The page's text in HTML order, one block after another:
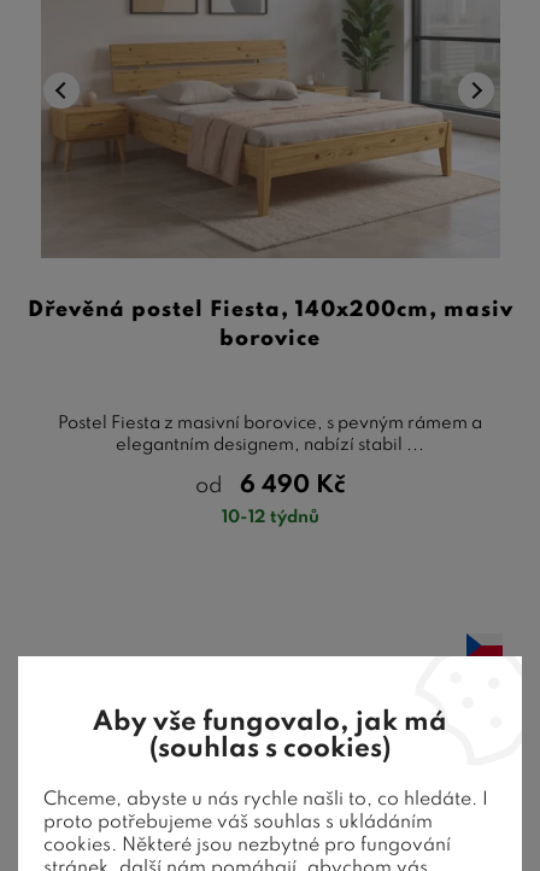
Dřevěná postel Fiesta, 140x200cm, masiv
borovice
Postel Fiesta z masivní borovice, s pevným rámem a
elegantním designem, nabízí stabil ...
od 6 490 Kč
10-12 týdnů
Aby vše fungovalo, jak má
(souhlas s cookies)
Chceme, abyste u nás rychle našli to, co hledáte. I
proto potřebujeme váš souhlas s ukládáním
cookies. Některé jsou nezbytné pro fungování